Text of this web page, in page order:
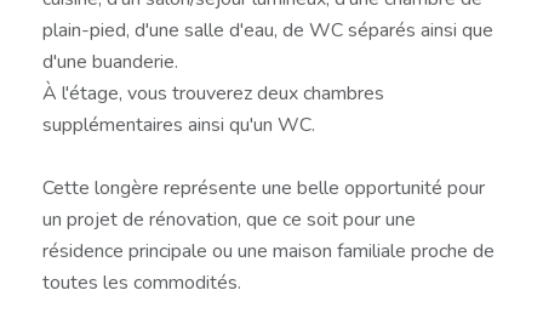
plain-pied, d'une salle d'eau, de WC séparés ainsi que
d'une buanderie.
À l'étage, vous trouverez deux chambres
supplémentaires ainsi qu'un WC.
Cette longère représente une belle opportunité pour
un projet de rénovation, que ce soit pour une
résidence principale ou une maison familiale proche de
toutes les commodités.